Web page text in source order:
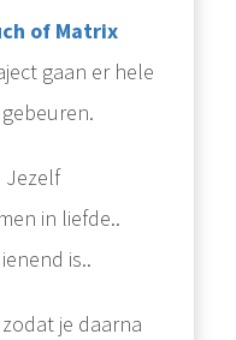
of Matrix
gaan er hele
Jezelf
in liefde..
is..
je daarna